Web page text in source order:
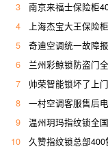
3
南京来福士保险柜
4
上海杰宝大王保险柜
5
奇迪空调统一故障
6
兰州彩鲸锁防盗门
7
帅荣智能锁坏了上
8
一村空调客服售后
9
温州玥玛指纹锁全
10
久赞指纹锁总部